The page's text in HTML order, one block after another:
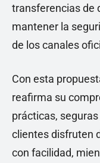
transferencias de
mantener la
de los canales
Con esta
reafirma su
prácticas,
clientes disfruten
con facilidad,